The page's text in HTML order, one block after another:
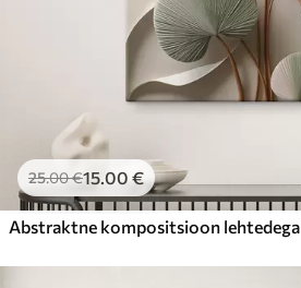
25.00€15.00 €
Abstraktne kompositsioon lehtedega